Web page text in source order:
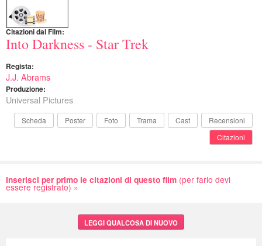
Citazioni dal Film:
Into Darkness - Star Trek
Regista:
J.J. Abrams
Produzione:
Universal Pictures
Scheda Poster Foto Trama Cast
Recensioni
Citazioni
Inserisci per primo le citazioni di questo film (per farlo devi
essere registrato) »
LEGGI QUALCOSA DI NUOVO